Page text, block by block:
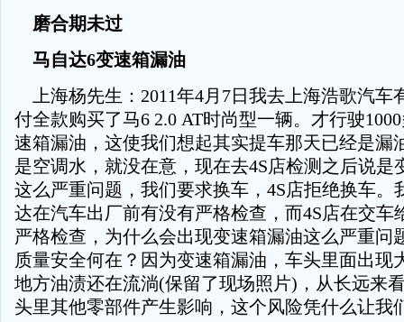
磨合期未过
马自达6变速箱漏油
上海杨先生：2011年4月7日我去上海浩歌汽车
付全款购买了马6 2.0 AT时尚型一辆。才行驶
速箱漏油，这使我们想起其实提车那天已经是漏
是空调水，就没在意，现在去4S店检测之后说是
这么严重问题，我们要求换车，4S店拒绝换车。
达在汽车出厂前有没有严格检查，而4S店在交车
严格检查，为什么会出现变速箱漏油这么严重问
质量安全何在？因为变速箱漏油，车头里面出现
地方油渍还在流淌(保留了现场照片)，从长远来
头里其他零部件产生影响，这个风险凭什么让我